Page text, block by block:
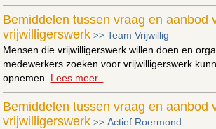
Bemiddelen tussen vraag en aanbod
vrijwilligerswerk >>Team Vrijwillig
Mensen die vrijwilligerswerk willen doen en
medewerkers zoeken voor vrijwilligerswerk
opnemen. Lees meer..
Bemiddelen tussen vraag en aanbod
vrijwilligerswerk >>Actief Roermond